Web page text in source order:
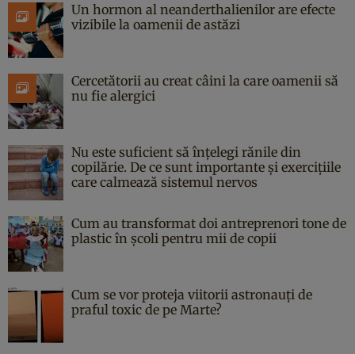
Un hormon al neanderthalienilor are efecte
vizibile la oamenii de astăzi
Cercetătorii au creat câini la care oamenii să
nu fie alergici
Nu este suficient să înțelegi rănile din
copilărie. De ce sunt importante și exercițiile
care calmează sistemul nervos
Cum au transformat doi antreprenori tone de
plastic în școli pentru mii de copii
Cum se vor proteja viitorii astronauți de
praful toxic de pe Marte?